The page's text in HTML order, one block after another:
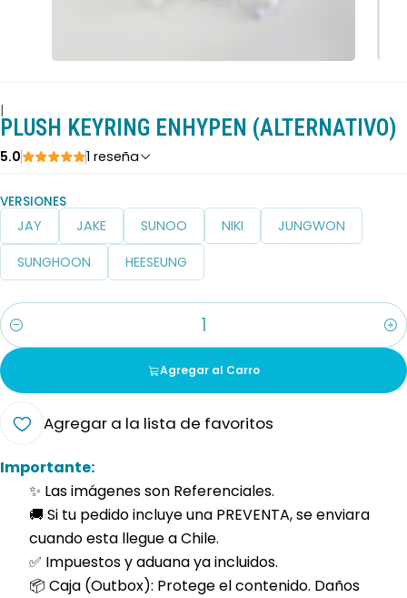
|
PLUSH KEYRING ENHYPEN (ALTERNATIVO)
5.0 1 reseña
VERSIONES
JAY JAKE SUNOO NIKI
JUNGWON
SUNGHOON
HEESEUNG
Cantidad
Agregar al Carro
Agregar a la lista de favoritos
Importante:
✨ Las imágenes son Referenciales.
🚚 Si tu pedido incluye una PREVENTA, se enviara
cuando esta llegue a Chile.
✅ Impuestos y aduana ya incluidos.
📦 Caja (Outbox): Protege el contenido. Daños